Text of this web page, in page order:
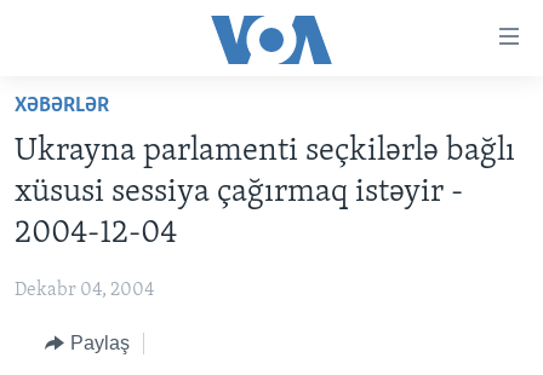
Skip
main
content
Skip
to
main
ANA SƏHİFƏ
PROQRAMLAR
AMERIKA İCMALI
FAKTLAR NƏ DEYIR?
AZƏRBAYCAN
UKRAYNA BÖHRANI
İSRAIL-HƏMAS MÜNAQIŞƏSI
ABŞ
ABŞ SEÇKILƏRI 2024
İRAN AZƏRBAYCANI
XƏBƏRLƏR
Ukrayna parlamenti seçkilərlə bağlı
xüsusi sessiya çağırmaq istəyir -
2004-12-04
Dekabr 04, 2004
Paylaş